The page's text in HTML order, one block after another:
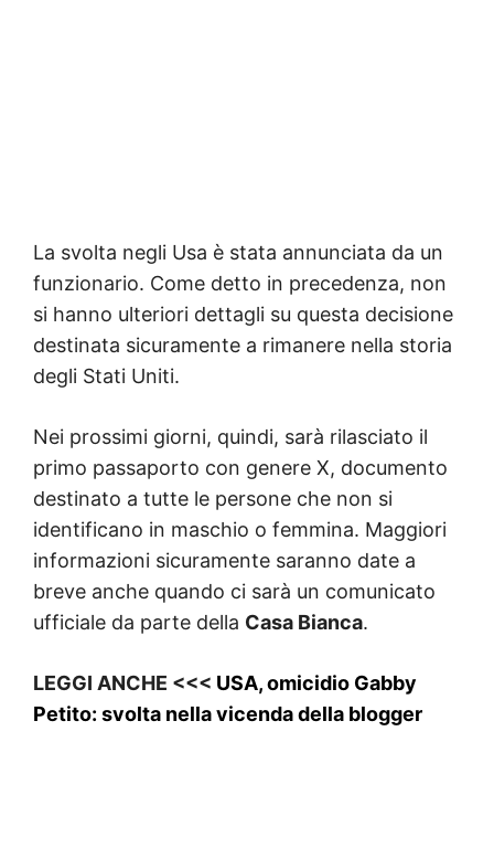
La svolta negli Usa è stata annunciata da un
funzionario. Come detto in precedenza, non
si hanno ulteriori dettagli su questa decisione
destinata sicuramente a rimanere nella storia
degli Stati Uniti.
Nei prossimi giorni, quindi, sarà rilasciato il
primo passaporto con genere X, documento
destinato a tutte le persone che non si
identificano in maschio o femmina. Maggiori
informazioni sicuramente saranno date a
breve anche quando ci sarà un comunicato
ufficiale da parte della Casa Bianca.
LEGGI ANCHE <<< USA, omicidio Gabby
Petito: svolta nella vicenda della blogger